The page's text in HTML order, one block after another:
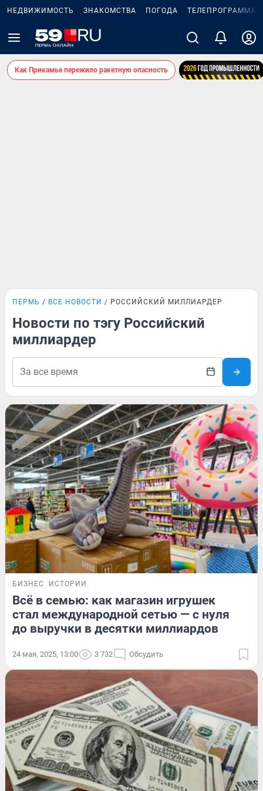
НЕДВИЖИМОСТЬ ЗНАКОМСТВА ПОГОДА ТЕЛЕПРОГРАММА
Как Прикамье пережило ракетную опасность
ПЕРМЬ ВСЕ НОВОСТИ РОССИЙСКИЙ МИЛЛИАРДЕР
Новости по тэгу Российский
миллиардер
БИЗНЕС ИСТОРИИ
Всё в семью: как магазин игрушек
стал международной сетью — с нуля
до выручки в десятки миллиардов
24 мая, 2025, 13:00 3 732 Обсудить